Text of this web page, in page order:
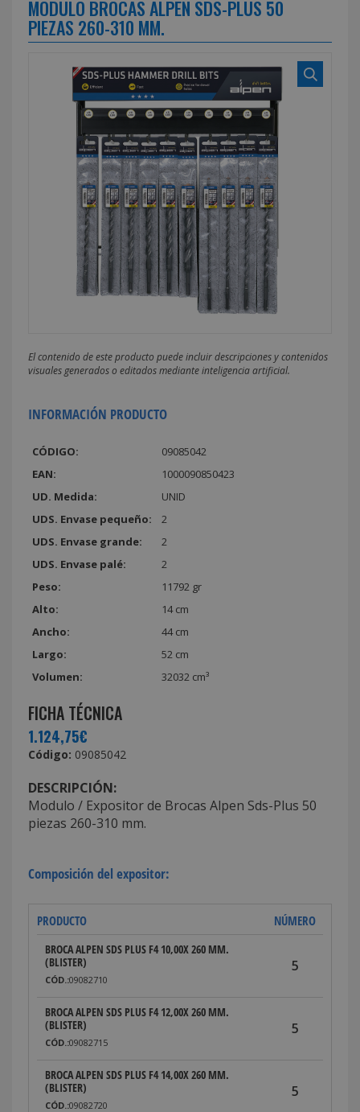
MODULO BROCAS ALPEN SDS-PLUS 50
PIEZAS 260-310 MM.
El contenido de este producto puede incluir descripciones y contenidos
visuales generados o editados mediante inteligencia artificial.
INFORMACIÓN PRODUCTO
CÓDIGO:
09085042
EAN:
1000090850423
UD. Medida:
UNID
UDS. Envase pequeño:
2
UDS. Envase grande:
2
UDS. Envase palé:
2
Peso:
11792 gr
Alto:
14 cm
Ancho:
44 cm
Largo:
52 cm
Volumen:
32032 cm³
FICHA TÉCNICA
1.124,75€
Código: 09085042
DESCRIPCIÓN:
Modulo / Expositor de Brocas Alpen Sds-Plus 50
piezas 260-310 mm.
Composición del expositor:
PRODUCTO NÚMERO
BROCA ALPEN SDS PLUS F4 10,00X 260 MM.
(BLISTER)
CÓD.:09082710
5
BROCA ALPEN SDS PLUS F4 12,00X 260 MM.
(BLISTER)
CÓD.:09082715
5
BROCA ALPEN SDS PLUS F4 14,00X 260 MM.
(BLISTER)
CÓD.:09082720
5